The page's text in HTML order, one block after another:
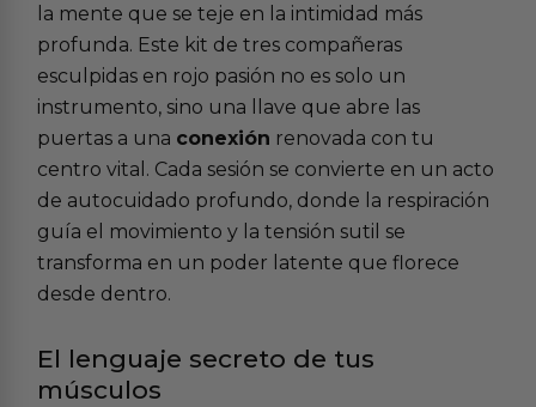
la mente que se teje en la intimidad más
profunda. Este kit de tres compañeras
esculpidas en rojo pasión no es solo un
instrumento, sino una llave que abre las
puertas a una conexión renovada con tu
centro vital. Cada sesión se convierte en un acto
de autocuidado profundo, donde la respiración
guía el movimiento y la tensión sutil se
transforma en un poder latente que florece
desde dentro.
El lenguaje secreto de tus
músculos